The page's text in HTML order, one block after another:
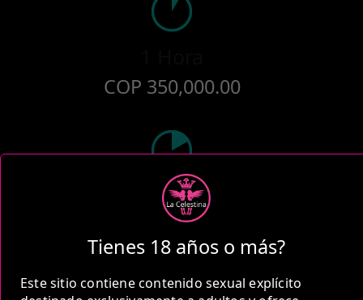
Tienes 18 años o más?
Este sitio contiene contenido sexual explícito
COP 350,000.00
2 Horas
COP 500,000.00